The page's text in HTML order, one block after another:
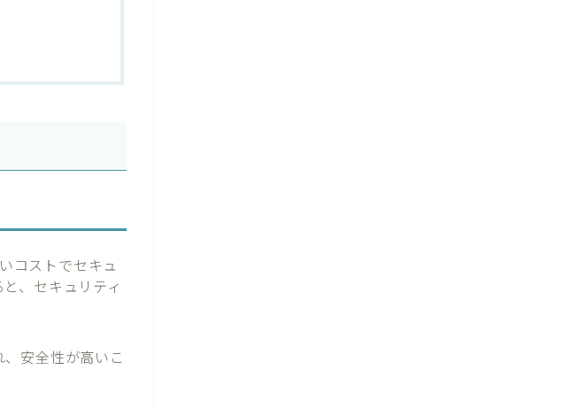
コストでセキュ
、セキュリティ
安全性が高いこ